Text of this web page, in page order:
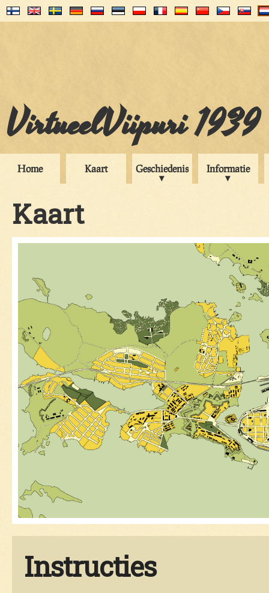
VirtueelViipuri 1939
Home Kaart Geschiedenis Informatie
Kaart
Instructies